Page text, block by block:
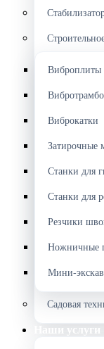
Виброплиты
Виброкатки
Затирочные
Станки для
Станки для
Резчики
Ножничные
Мини-
Садовая
Наши услуги